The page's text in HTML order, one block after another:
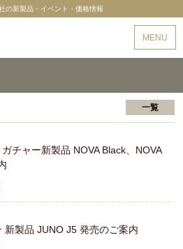
の新製品・イベント・価格情報
MENU
一覧
チャー新製品 NOVA Black、NOVA
新製品 JUNO J5 発売のご案内